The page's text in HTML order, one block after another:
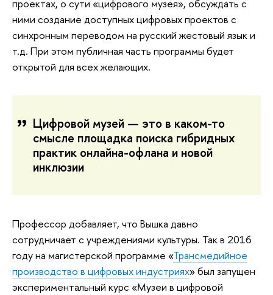
проектах, о сути «цифрового музея», обсуждать с
ними создание доступных цифровых проектов с
синхронным переводом на русский жестовый язык и
т.д. При этом публичная часть программы будет
открытой для всех желающих.
Цифровой музей — это в каком-то
смысле площадка поиска гибридных
практик онлайна-офлана и новой
инклюзии
Профессор добавляет, что Вышка давно
сотрудничает с учреждениями культуры. Так в 2016
году на магистерской программе «Трансмедийное
производство в цифровых индустриях» был запущен
экспериментальный курс «Музеи в цифровой